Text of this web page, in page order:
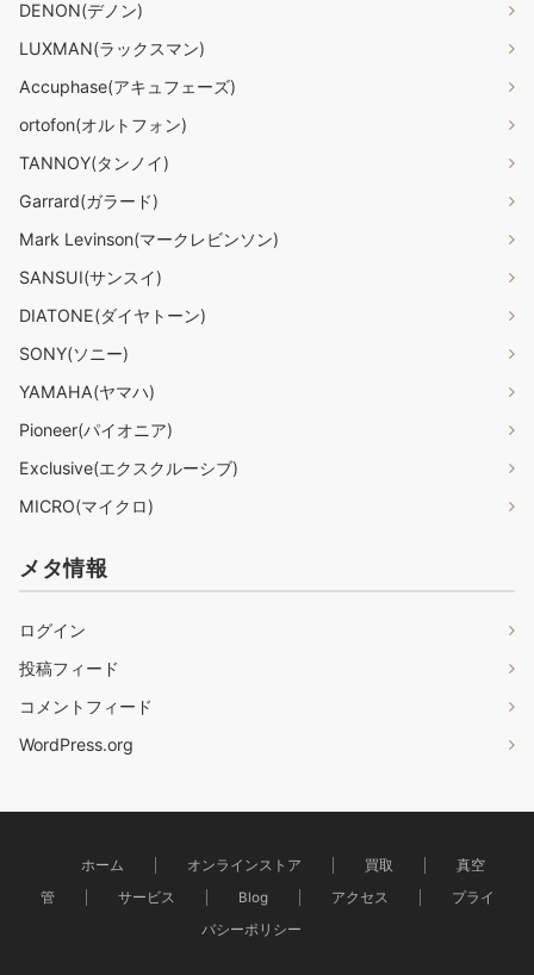
DENON(デノン)
LUXMAN(ラックスマン)
Accuphase(アキュフェーズ)
ortofon(オルトフォン)
TANNOY(タンノイ)
Garrard(ガラード)
Mark Levinson(マークレビンソン)
SANSUI(サンスイ)
DIATONE(ダイヤトーン)
SONY(ソニー)
YAMAHA(ヤマハ)
Pioneer(パイオニア)
Exclusive(エクスクルーシブ)
MICRO(マイクロ)
メタ情報
ログイン
投稿フィード
コメントフィード
WordPress.org
ホーム オンラインストア 買取
真空
管
サービス Blog アクセス
プライ
バシーポリシー